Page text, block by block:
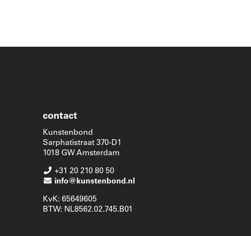
contact
Kunstenbond
Sarphatistraat 370-D1
1018 GW Amsterdam
+31 20 210 80 50
info@kunstenbond.nl
KvK: 65649605
BTW: NL8562.02.745.B01